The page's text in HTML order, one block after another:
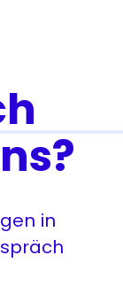
in